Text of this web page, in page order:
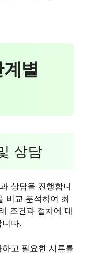
별
상담
상담을 진행합니
비교 분석하여 최
조건과 절차에 대
니다.
고 필요한 서류를